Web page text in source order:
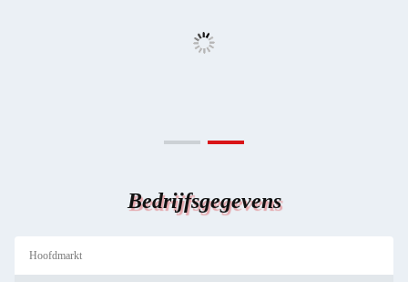
Bedrijfsgegevens
Hoofdmarkt